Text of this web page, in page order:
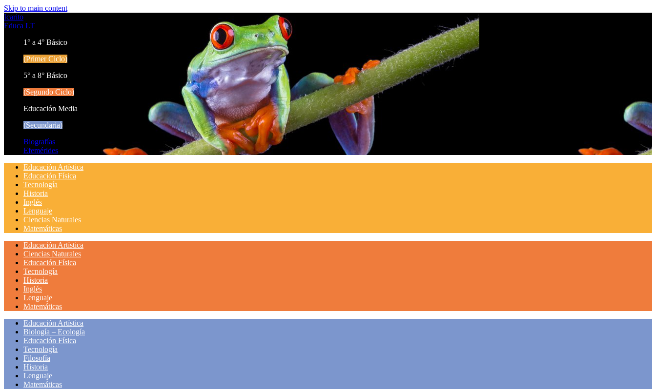
Skip to main content
Icarito
Educa LT
1° a 4° Básico
(Primer Ciclo)
5° a 8° Básico
(Segundo Ciclo)
Educación Media
(Secundaria)
Biografías
Efemérides
Educación Artística
Educación Física
Tecnología
Historia
Inglés
Lenguaje
Ciencias Naturales
Matemáticas
Educación Artística
Ciencias Naturales
Educación Física
Tecnología
Historia
Inglés
Lenguaje
Matemáticas
Educación Artística
Biología – Ecología
Educación Física
Tecnología
Filosofía
Historia
Lenguaje
Matemáticas